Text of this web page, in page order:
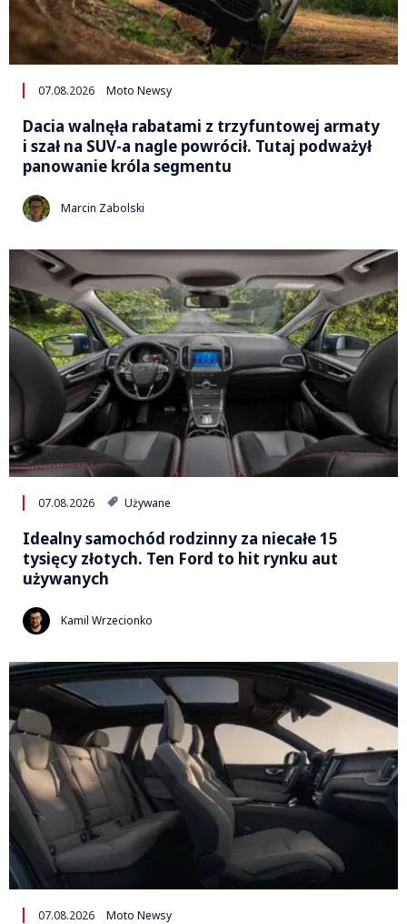
07.08.2026 Moto Newsy
Dacia walnęła rabatami z trzyfuntowej armaty
i szał na SUV-a nagle powrócił. Tutaj podważył
panowanie króla segmentu
Marcin Zabolski
07.08.2026 Używane
Idealny samochód rodzinny za niecałe 15
tysięcy złotych. Ten Ford to hit rynku aut
używanych
Kamil Wrzecionko
07.08.2026 Moto Newsy